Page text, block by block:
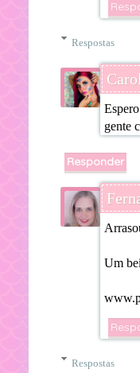
Respostas
gente
Responder
Um
Respostas